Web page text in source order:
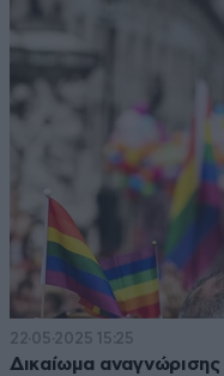
22·05·2025 15:25
Δικαίωμα